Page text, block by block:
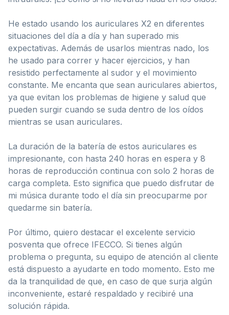
He estado usando los auriculares X2 en diferentes
situaciones del día a día y han superado mis
expectativas. Además de usarlos mientras nado, los
he usado para correr y hacer ejercicios, y han
resistido perfectamente al sudor y el movimiento
constante. Me encanta que sean auriculares abiertos,
ya que evitan los problemas de higiene y salud que
pueden surgir cuando se suda dentro de los oídos
mientras se usan auriculares.
La duración de la batería de estos auriculares es
impresionante, con hasta 240 horas en espera y 8
horas de reproducción continua con solo 2 horas de
carga completa. Esto significa que puedo disfrutar de
mi música durante todo el día sin preocuparme por
quedarme sin batería.
Por último, quiero destacar el excelente servicio
posventa que ofrece IFECCO. Si tienes algún
problema o pregunta, su equipo de atención al cliente
está dispuesto a ayudarte en todo momento. Esto me
da la tranquilidad de que, en caso de que surja algún
inconveniente, estaré respaldado y recibiré una
solución rápida.